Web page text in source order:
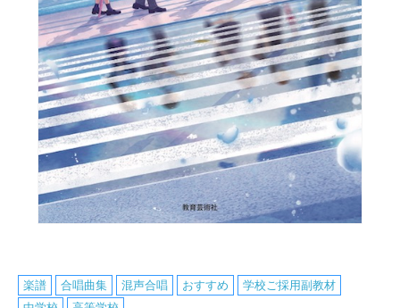
楽譜 合唱曲集 混声合唱 おすすめ
学校ご採用副教材